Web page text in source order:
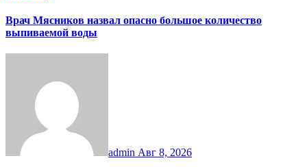
Врач Мясников назвал опасно большое количество
выпиваемой воды
admin Авг 8, 2026